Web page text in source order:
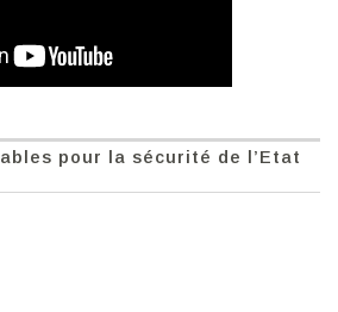
pour la sécurité de l’Etat